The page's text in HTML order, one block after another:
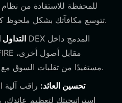
للمحفظة للاستفادة من
تتوسع مكافآتك بشكل ملحوظ كلما زادت فترة احتفاظك.
مستفيدًا من تقلبات السوق مع إدارة تأثير ضريبة الحرق.
تحسين العائد: راقب آلية
استراتيجيتك لتعظيم